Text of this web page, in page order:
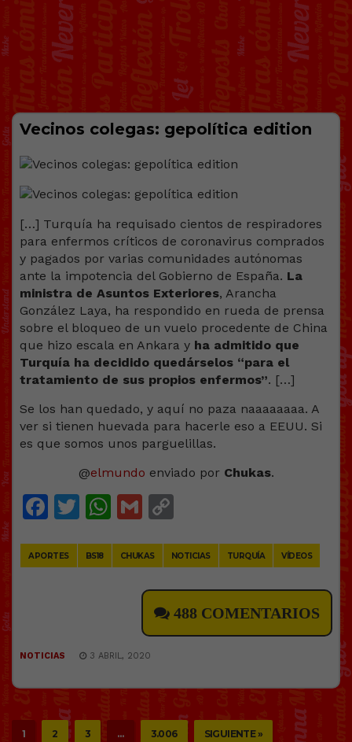
Vecinos colegas: gepolítica edition
[…] Turquía ha requisado cientos de respiradores
para enfermos críticos de coronavirus comprados
y pagados por varias comunidades autónomas
ante la impotencia del Gobierno de España. La
ministra de Asuntos Exteriores, Arancha
González Laya, ha respondido en rueda de prensa
sobre el bloqueo de un vuelo procedente de China
que hizo escala en Ankara y ha admitido que
Turquía ha decidido quedárselos “para el
tratamiento de sus propios enfermos”. […]
Se los han quedado, y aquí no paza naaaaaaaa. A
ver si tienen huevada para hacerle eso a EEUU. Si
es que somos unos parguelillas.
@elmundo enviado por Chukas.
Facebook
Twitter
WhatsApp
Gmail
APORTES BS18 CHUKAS NOTICIAS TURQUÍA VÍDEOS
488 COMENTARIOS
NOTICIAS 3 ABRIL, 2020
1 2 3 … 3.006 SIGUIENTE »